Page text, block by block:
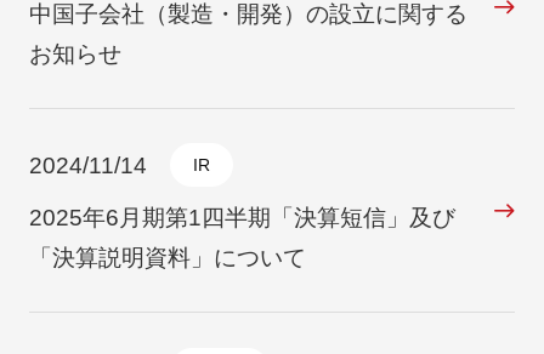
中国子会社（製造・開発）の設立に関する
お知らせ
2024/11/14 IR
2025年6月期第1四半期「決算短信」及び
「決算説明資料」について